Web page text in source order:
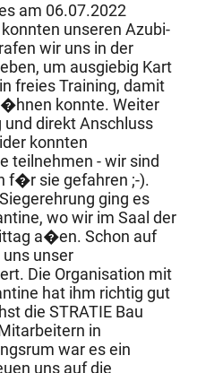
am 06.07.2022
unseren Azubi-
wir uns in der
um ausgiebig Kart
freies Training, damit
konnte. Weiter
direkt Anschluss
konnten
teilnehmen - wir sind
f�r sie gefahren ;-).
ging es
wo wir im Saal der
a�en. Schon auf
unser
Die Organisation mit
hat ihm richtig gut
die STRATIE Bau
in
war es ein
uns auf die